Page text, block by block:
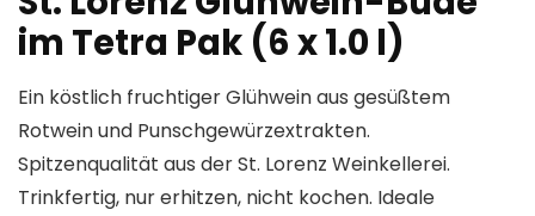
im Tetra Pak (6 x 1.0 l)
Ein köstlich fruchtiger Glühwein aus gesüßtem
Rotwein und Punschgewürzextrakten.
Spitzenqualität aus der St. Lorenz Weinkellerei.
Trinkfertig, nur erhitzen, nicht kochen. Ideale